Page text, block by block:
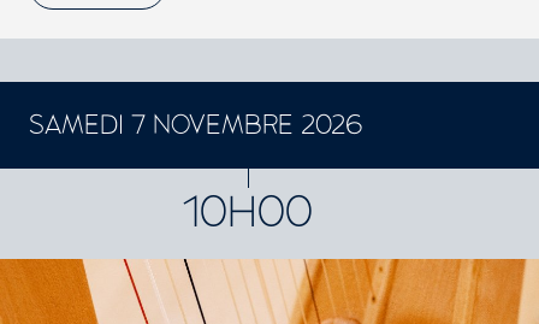
SAMEDI 7 NOVEMBRE 2026
10H00